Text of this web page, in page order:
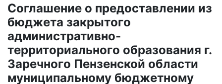
Соглашение о предоставлении из
бюджета закрытого
административно-
территориального образования г.
Заречного Пензенской области
муниципальному бюджетному